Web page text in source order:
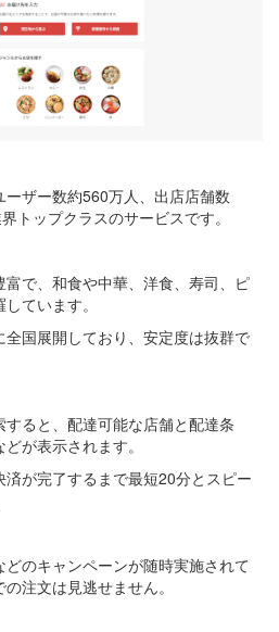
ーザー数約560万人、出店店舗数
トップクラスのサービスです。
で、和食や中華、洋食、寿司、ピ
ています。
国展開しており、安定度は抜群で
ると、配達可能な店舗と配達条
が表示されます。
が完了するまで最短20分とスピー
のキャンペーンが随時実施されて
注文は見逃せません。